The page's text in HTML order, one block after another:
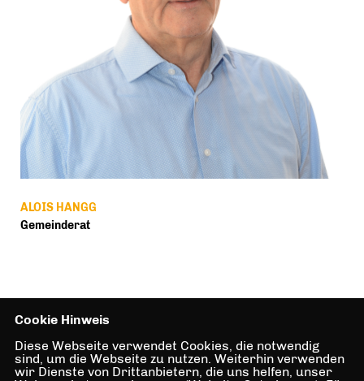
ALOIS HANGG
Gemeinderat
Cookie Hinweis
Diese Webseite verwendet Cookies, die notwendig
sind, um die Webseite zu nutzen. Weiterhin verwenden
wir Dienste von Drittanbietern, die uns helfen, unser